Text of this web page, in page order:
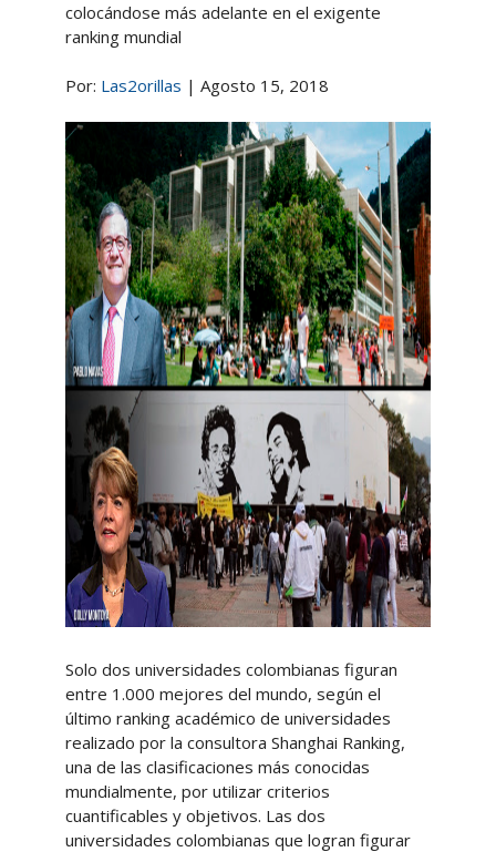
colocándose más adelante en el exigente
ranking mundial
Por: Las2orillas | Agosto 15, 2018
Solo dos universidades colombianas figuran
entre 1.000 mejores del mundo, según el
último ranking académico de universidades
realizado por la consultora Shanghai Ranking,
una de las clasificaciones más conocidas
mundialmente, por utilizar criterios
cuantificables y objetivos. Las dos
universidades colombianas que logran figurar